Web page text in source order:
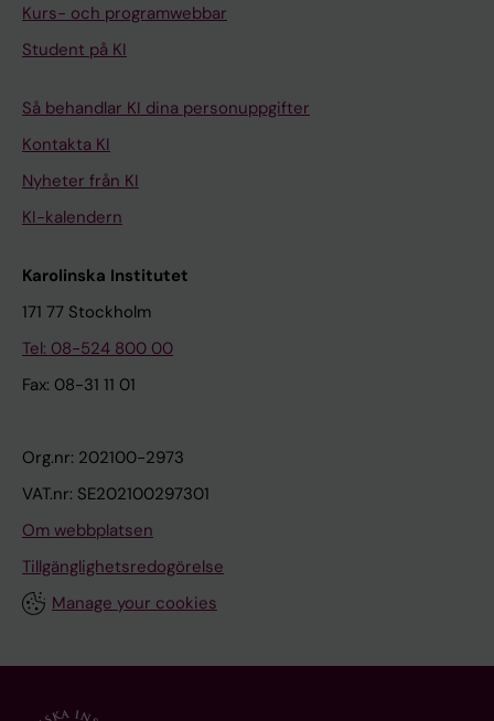
Kurs- och programwebbar
Student på KI
Så behandlar KI dina personuppgifter
Kontakta KI
Nyheter från KI
KI-kalendern
Karolinska Institutet
171 77 Stockholm
Tel: 08-524 800 00
Fax: 08-31 11 01
Org.nr: 202100-2973
VAT.nr: SE202100297301
Om webbplatsen
Tillgänglighetsredogörelse
Manage your cookies